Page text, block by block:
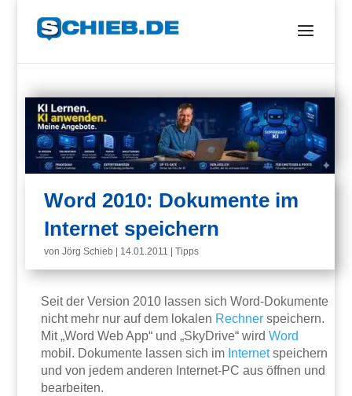
Word 2010: Dokumente im
Internet speichern
vonJörg Schieb 14.01.2011 |Tipps
Seit der Version 2010 lassen sich Word-Dokumente
nicht mehr nur auf dem lokalen Rechner speichern.
Mit „Word Web App“ und „SkyDrive“ wirdWord
mobil. Dokumente lassen sich im Internetspeichern
und von jedem anderen Internet-PC aus öffnen und
bearbeiten.